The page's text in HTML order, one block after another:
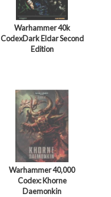
Warhammer 40k
CodexDark Eldar Second
Edition
Warhammer 40,000
Codex: Khorne
Daemonkin